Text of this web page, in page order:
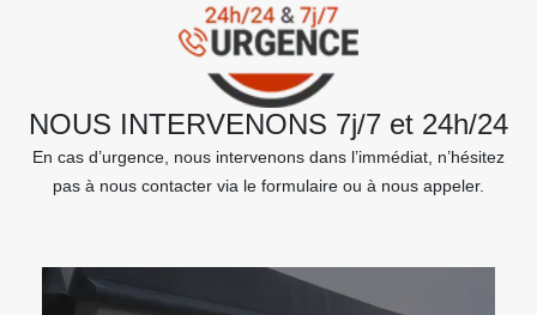
NOUS INTERVENONS 7j/7 et 24h/24
En cas d’urgence, nous intervenons dans l’immédiat, n’hésitez
pas à nous contacter via le formulaire ou à nous appeler.